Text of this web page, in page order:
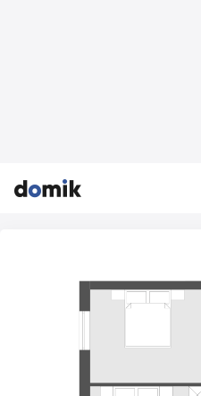


